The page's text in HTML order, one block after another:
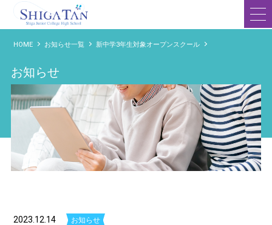
滋賀短期大学附属高等学校
HOME
お知らせ一覧 新中学3年生対象オープンスクール
お知らせ
2023.12.14 お知らせ